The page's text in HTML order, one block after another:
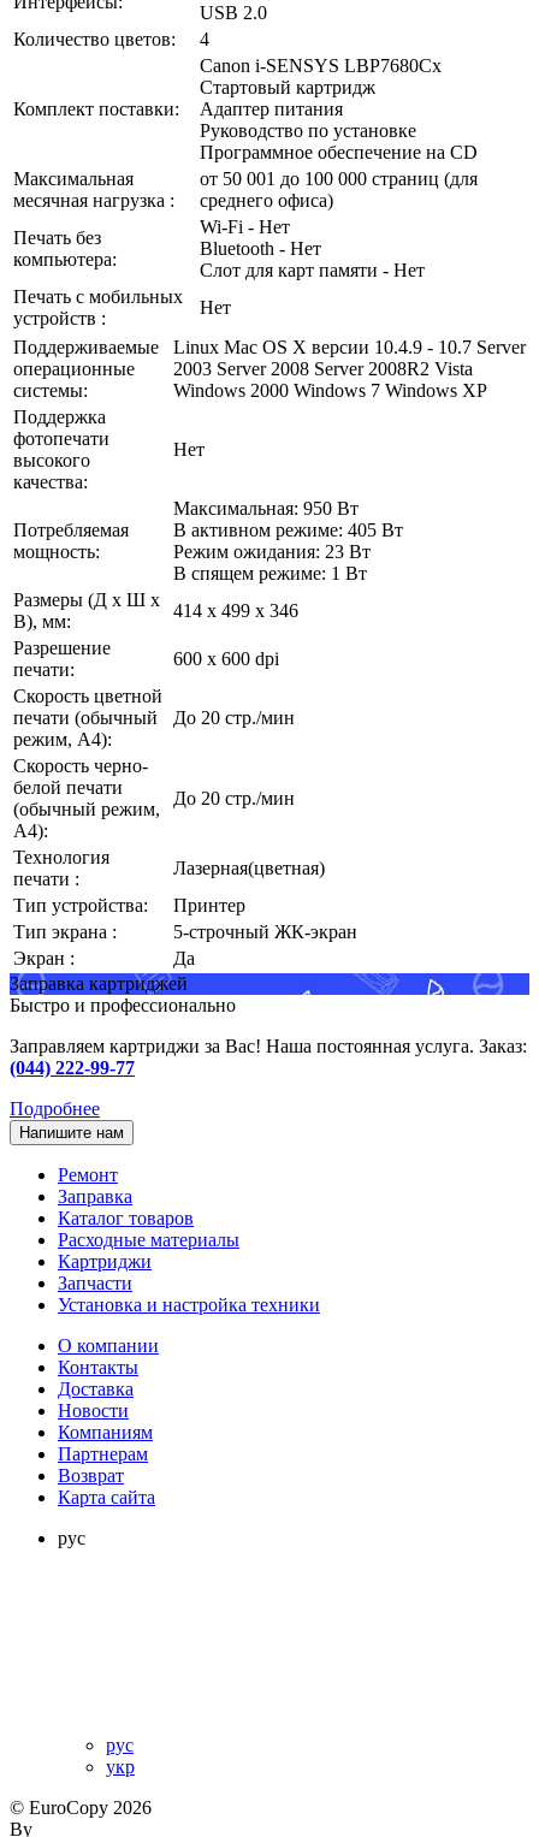
USB 2.0
Количество цветов:
4
Комплект поставки:
Canon i-SENSYS LBP7680Cx
Стартовый картридж
Адаптер питания
Руководство по установке
Программное обеспечение на CD
Максимальная
месячная нагрузка :
от 50 001 до 100 000 страниц (для
среднего офиса)
Печать без
компьютера:
Wi-Fi - Нет
Bluetooth - Нет
Слот для карт памяти - Нет
Печать с мобильных
устройств :
Нет
Поддерживаемые
операционные
системы:
Linux Mac OS X версии 10.4.9 - 10.7 Server
2003 Server 2008 Server 2008R2 Vista
Windows 2000 Windows 7 Windows XP
Поддержка
фотопечати
высокого
качества:
Нет
Потребляемая
мощность:
Максимальная: 950 Вт
В активном режиме: 405 Вт
Режим ожидания: 23 Вт
В спящем режиме: 1 Вт
Размеры (Д х Ш х
В), мм:
414 x 499 x 346
Разрешение
печати:
600 x 600 dpi
Скорость цветной
печати (обычный
режим, A4):
До 20 стр./мин
Скорость черно-
белой печати
(обычный режим,
A4):
До 20 стр./мин
Технология
печати :
Лазерная(цветная)
Тип устройства:
Принтер
Тип экрана :
5-строчный ЖК-экран
Экран :
Да
Заправка картриджей
Быстро и профессионально
Заправляем картриджи за Вас! Наша постоянная услуга. Заказ:
(044) 222-99-77
Подробнее
Напишите нам
Ремонт
Заправка
Каталог товаров
Расходные материалы
Картриджи
Запчасти
Установка и настройка техники
О компании
Контакты
Доставка
Новости
Компаниям
Партнерам
Возврат
Карта сайта
рус
рус
укр
© EuroCopy 2026
By